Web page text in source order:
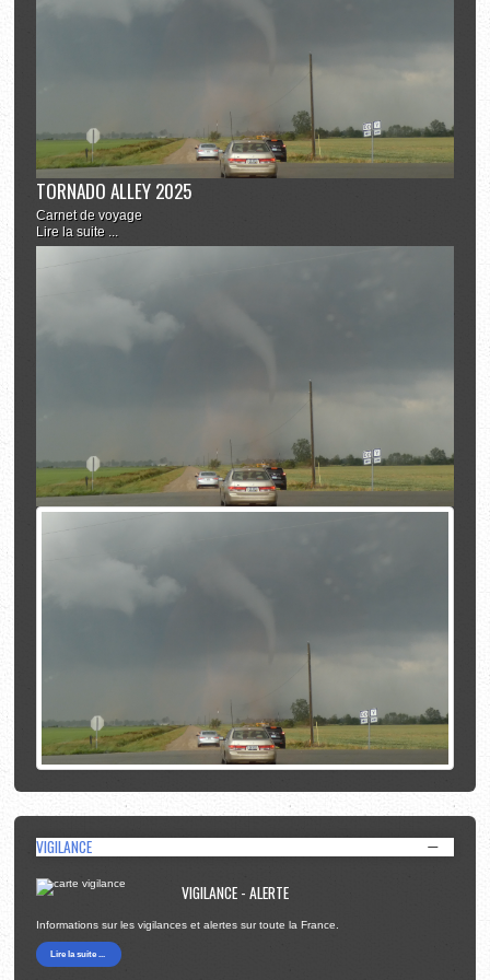
TORNADO ALLEY 2025
Carnet de voyage
Lire la suite ...
VIGILANCE
VIGILANCE - ALERTE
Informations sur les vigilances et alertes sur toute la France.
Lire la suite ...